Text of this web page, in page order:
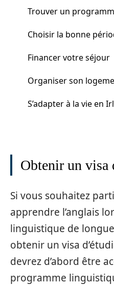
Trouver un
Choisir la bonne
Financer votre séjour
Organiser son
S’adapter à la vie en
Obtenir un visa
Si vous souhaitez
apprendre l’anglais
linguistique de
obtenir un visa
devrez d’abord être
programme